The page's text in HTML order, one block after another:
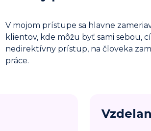
V mojom prístupe sa hlavne
klientov, kde môžu byť sami sebou,
nedirektívny prístup, na človeka
práce.